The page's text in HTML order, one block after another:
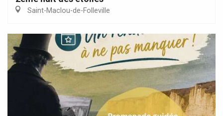
Saint-Maclou-de-Folleville